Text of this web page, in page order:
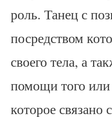
роль. Танец с
посредством
своего тела, а
помощи того или
которое